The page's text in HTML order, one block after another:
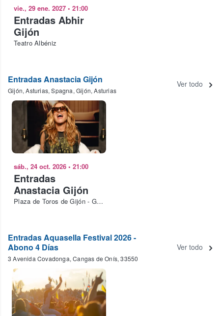
vie., 29 ene. 2027 • 21:00
Entradas Abhir
Gijón
Teatro Albéniz
Entradas Anastacia Gijón
Gijón, Asturias, Spagna, Gijón, Asturias
Ver todo
sáb., 24 oct. 2026 • 21:00
Entradas
Anastacia Gijón
Plaza de Toros de Gijón - Gijón Arena
Entradas Aquasella Festival 2026 -
Abono 4 Días
3 Avenida Covadonga, Cangas de Onís, 33550
Ver todo